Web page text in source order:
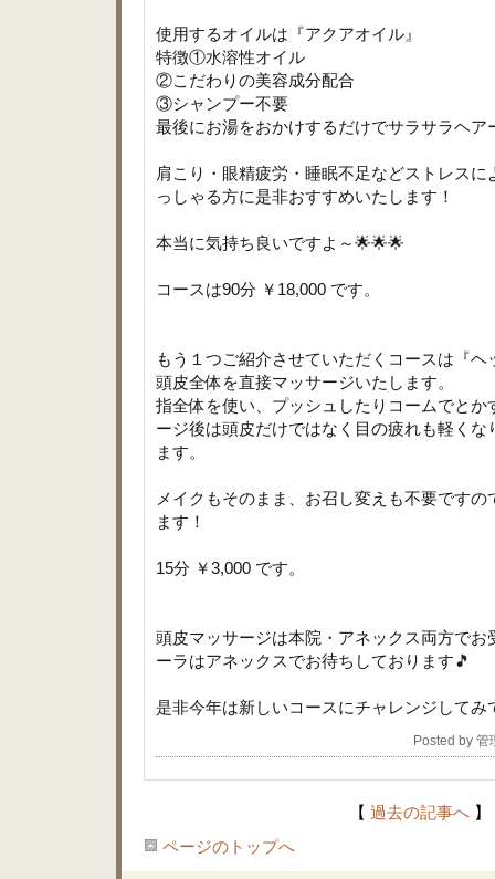
使用するオイルは『アクアオイル』
特徴①水溶性オイル
②こだわりの美容成分配合
③シャンプー不要
最後にお湯をおかけするだけでサラサラヘア
肩こり・眼精疲労・睡眠不足などストレス
っしゃる方に是非おすすめいたします！
本当に気持ち良いですよ～🌟🌟🌟
コースは90分 ￥18,000 です。
もう１つご紹介させていただくコースは『
頭皮全体を直接マッサージいたします。
指全体を使い、プッシュしたりコームでとか
ージ後は頭皮だけではなく目の疲れも軽く
ます。
メイクもそのまま、お召し変えも不要です
ます！
15分 ￥3,000 です。
頭皮マッサージは本院・アネックス両方でお
ーラはアネックスでお待ちしております🎵
是非今年は新しいコースにチャレンジしてみ
Posted by
【 過去の記事へ 】
ページのトップへ